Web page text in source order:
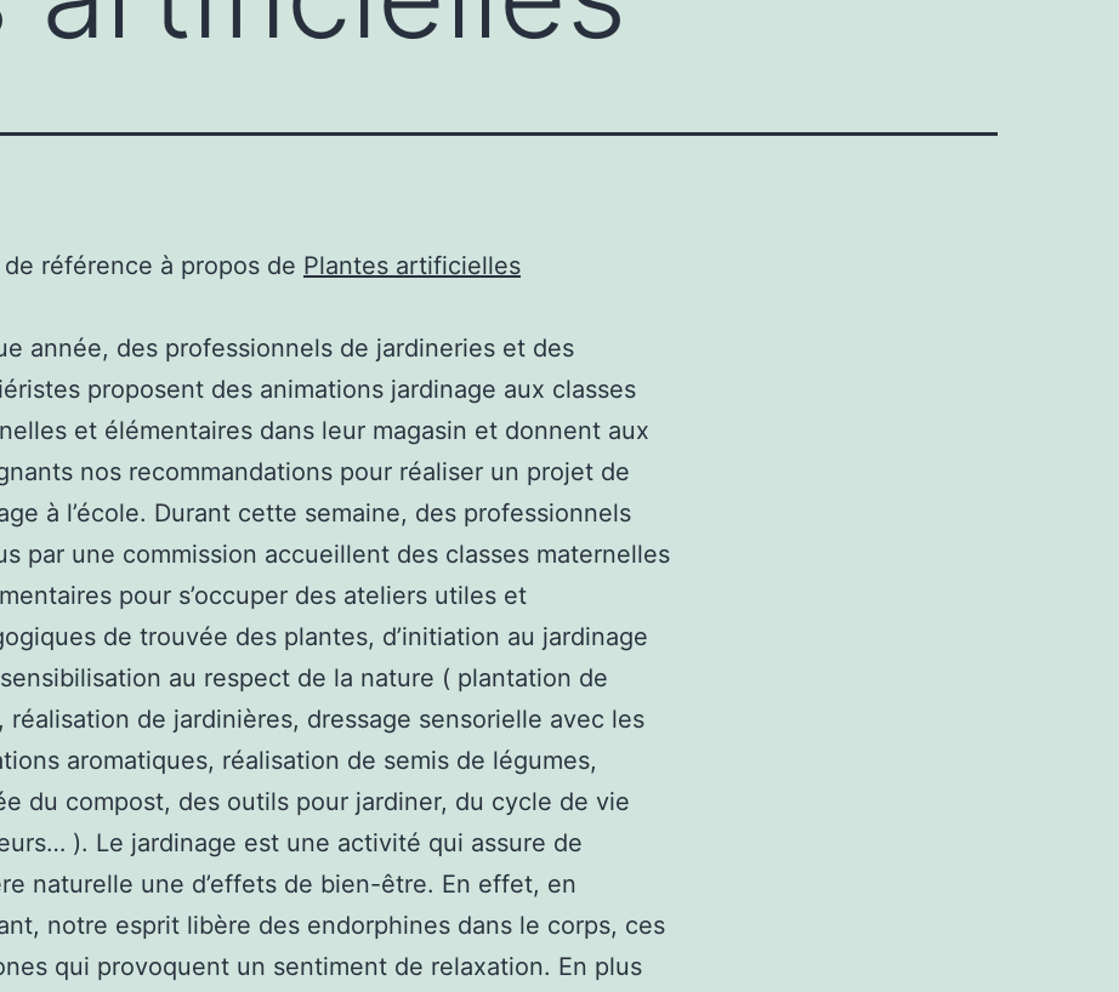
référence à propos de Plantes artificielles
année, des professionnels de jardineries et des
proposent des animations jardinage aux classes
et élémentaires dans leur magasin et donnent aux
nos recommandations pour réaliser un projet de
à l’école. Durant cette semaine, des professionnels
par une commission accueillent des classes maternelles
pour s’occuper des ateliers utiles et
de trouvée des plantes, d’initiation au jardinage
au respect de la nature ( plantation de
réalisation de jardinières, dressage sensorielle avec les
aromatiques, réalisation de semis de légumes,
du compost, des outils pour jardiner, du cycle de vie
). Le jardinage est une activité qui assure de
naturelle une d’effets de bien-être. En effet, en
notre esprit libère des endorphines dans le corps, ces
qui provoquent un sentiment de relaxation. En plus